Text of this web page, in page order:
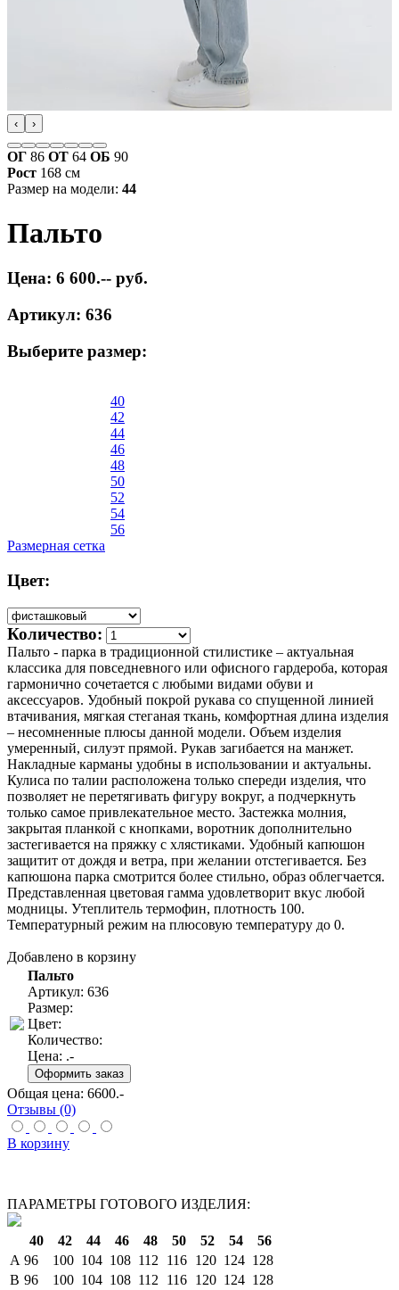
‹ ›
ОГ 86 ОТ 64 ОБ 90
Рост 168 см
Размер на модели: 44
Пальто
Цена: 6 600.-- руб.
Артикул: 636
Выберите размер:
40
42
44
46
48
50
52
54
56
Размерная сетка
Цвет:
Количество:
Пальто - парка в традиционной стилистике – актуальная
классика для повседневного или офисного гардероба, которая
гармонично сочетается с любыми видами обуви и
аксессуаров. Удобный покрой рукава со спущенной линией
втачивания, мягкая стеганая ткань, комфортная длина изделия
– несомненные плюсы данной модели. Объем изделия
умеренный, силуэт прямой. Рукав загибается на манжет.
Накладные карманы удобны в использовании и актуальны.
Кулиса по талии расположена только спереди изделия, что
позволяет не перетягивать фигуру вокруг, а подчеркнуть
только самое привлекательное место. Застежка молния,
закрытая планкой с кнопками, воротник дополнительно
застегивается на пряжку с хлястиками. Удобный капюшон
защитит от дождя и ветра, при желании отстегивается. Без
капюшона парка смотрится более стильно, образ облегчается.
Представленная цветовая гамма удовлетворит вкус любой
модницы. Утеплитель термофин, плотность 100.
Температурный режим на плюсовую температуру до 0.
Добавлено в корзину
Пальто
Артикул: 636
Размер:
Цвет:
Количество:
Цена: .-
Общая цена: 6600.-
Отзывы (0)
В корзину
ПАРАМЕТРЫ ГОТОВОГО ИЗДЕЛИЯ:
40 42 44 46 48 50 52 54
56
A 96 100 104 108 112 116 120 124 128
B 96 100 104 108 112 116 120 124 128